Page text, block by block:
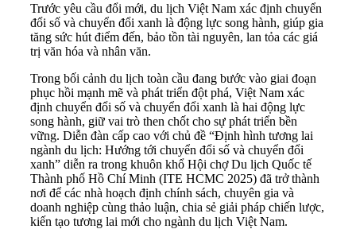
Trước yêu cầu đổi mới, du lịch Việt Nam xác định chuyển
đổi số và chuyển đổi xanh là động lực song hành, giúp gia
tăng sức hút điểm đến, bảo tồn tài nguyên, lan tỏa các giá
trị văn hóa và nhân văn.
Trong bối cảnh du lịch toàn cầu đang bước vào giai đoạn
phục hồi mạnh mẽ và phát triển đột phá, Việt Nam xác
định chuyển đổi số và chuyển đổi xanh là hai động lực
song hành, giữ vai trò then chốt cho sự phát triển bền
vững. Diễn đàn cấp cao với chủ đề “Định hình tương lai
ngành du lịch: Hướng tới chuyển đổi số và chuyển đổi
xanh” diễn ra trong khuôn khổ Hội chợ Du lịch Quốc tế
Thành phố Hồ Chí Minh (ITE HCMC 2025) đã trở thành
nơi để các nhà hoạch định chính sách, chuyên gia và
doanh nghiệp cùng thảo luận, chia sẻ giải pháp chiến lược,
kiến tạo tương lai mới cho ngành du lịch Việt Nam.